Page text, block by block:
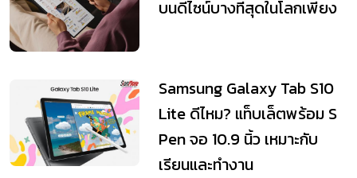
บนดีไซน์บางที่สุดในโลกเพียง
Samsung Galaxy Tab S10
Lite ดีไหม? แท็บเล็ตพร้อม S
Pen จอ 10.9 นิ้ว เหมาะกับ
เรียนและทำงาน